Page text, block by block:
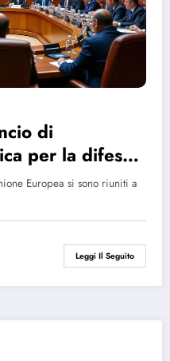
di
per la difesa
Europea si sono riuniti a
Leggi Il Seguito